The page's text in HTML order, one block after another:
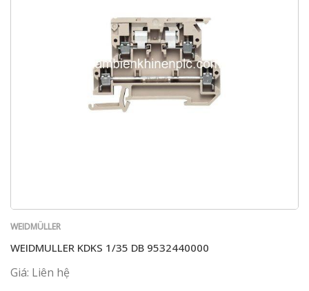
WEIDMÜLLER
WEIDMULLER KDKS 1/35 DB 9532440000
Giá: Liên hệ